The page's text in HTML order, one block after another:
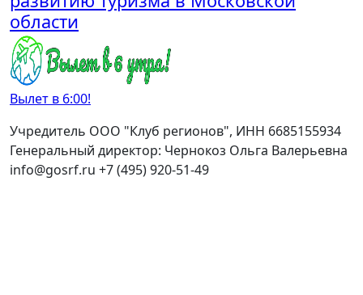
области
Вылет в 6:00!
Учредитель ООО "Клуб регионов", ИНН 6685155934
Генеральный директор: Чернокоз Ольга Валерьевна
info@gosrf.ru +7 (495) 920-51-49